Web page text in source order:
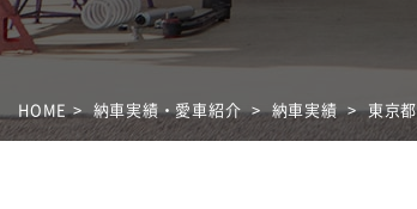
HOME 納車実績・愛車紹介 納車実績 東京